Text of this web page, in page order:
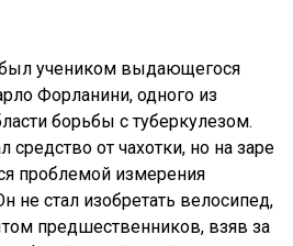
учеником выдающегося
Форланини, одного из
борьбы с туберкулезом.
средство от чахотки, но на заре
проблемой измерения
не стал изобретать велосипед,
предшественников, взяв за